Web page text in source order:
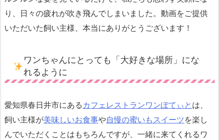
り、日々の疲れが吹き飛んでしまいました。動画をご提供
いただいた飼い主様、本当にありがとうございます！
ワンちゃんにとっても「大好きな場所」にな
れるように
愛知県春日井市にあるカフェレストランワンぽてぃとは、
飼い主様が美味しいお食事や自慢の蜜いもスイーツを楽し
んでいただくことはもちろんですが、一緒に来てくれるワ